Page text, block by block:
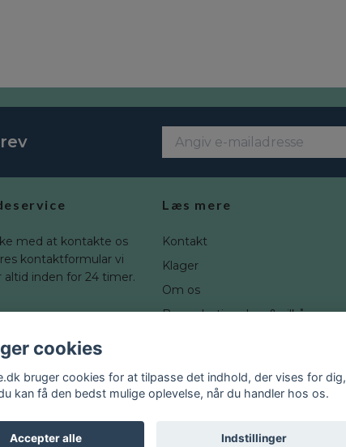
med at kontakte os
kontaktformular vi
altid inden for 24 timer.
Læs mere
Kontakt
Klager
Om os
Brugerbetingelser & vilkår
cookies
bruger cookies for at tilpasse det indhold, der vises for dig,
kan få den bedst mulige oplevelse, når du handler hos os.
Accepter alle Indstillinger